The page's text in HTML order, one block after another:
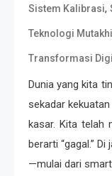
Sistem Kalibrasi,
Teknologi
Transformasi
Dunia yang kita
sekadar
kasar. Kita telah
berarti “gagal.”
—mulai dari